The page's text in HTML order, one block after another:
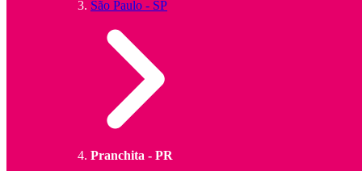
São Paulo - SP
Pranchita - PR